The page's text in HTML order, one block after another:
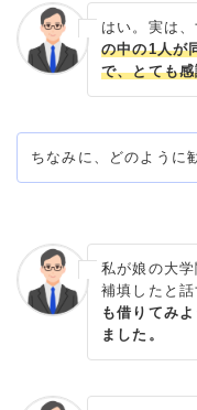
はい。実は
の中の1人が
で、とても
ちなみに、どのように
私が娘の大
補填したと話
も借りてみ
ました。